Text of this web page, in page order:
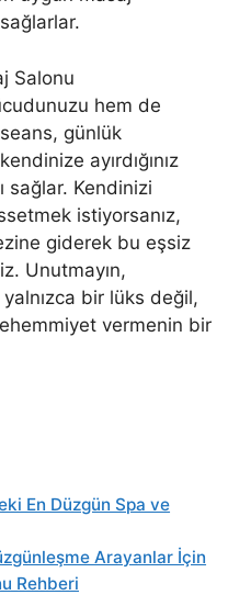
Salonu
hem de
günlük
ayırdığınız
sağlar. Kendinizi
istiyorsanız,
giderek bu eşsiz
Unutmayın,
bir lüks değil,
vermenin bir
En Düzgün Spa ve
Arayanlar İçin
Rehberi